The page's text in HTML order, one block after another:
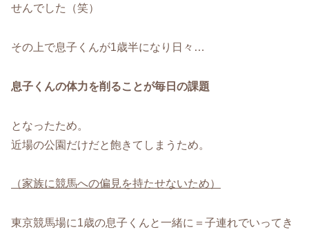
せんでした（笑）
その上で息子くんが1歳半になり日々…
息子くんの体力を削ることが毎日の課題
となったため。
近場の公園だけだと飽きてしまうため。
（家族に競馬への偏見を持たせないため）
東京競馬場に1歳の息子くんと一緒に＝子連れでいってき